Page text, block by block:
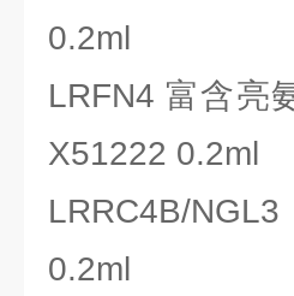
0.2ml
LRFN4 富含亮
X51222 0.2ml
LRRC4B/
0.2ml